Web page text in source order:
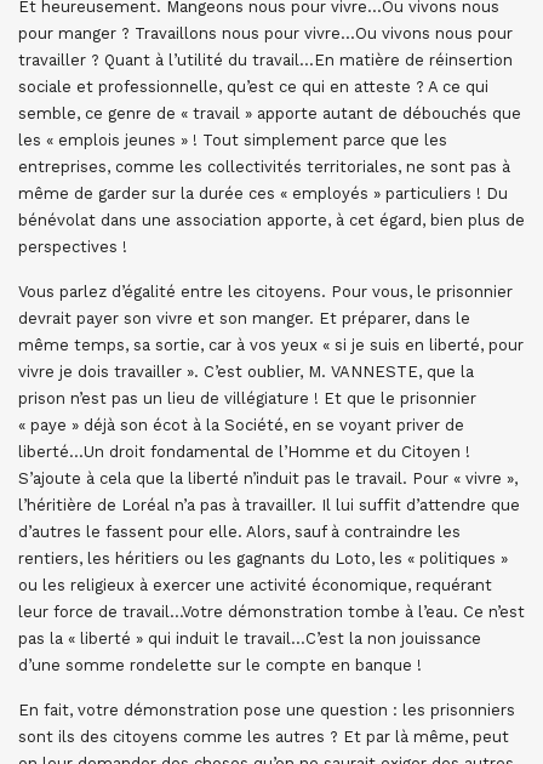
Et heureusement. Mangeons nous pour vivre…Ou vivons nous
pour manger ? Travaillons nous pour vivre…Ou vivons nous pour
travailler ? Quant à l’utilité du travail…En matière de réinsertion
sociale et professionnelle, qu’est ce qui en atteste ? A ce qui
semble, ce genre de « travail » apporte autant de débouchés que
les « emplois jeunes » ! Tout simplement parce que les
entreprises, comme les collectivités territoriales, ne sont pas à
même de garder sur la durée ces « employés » particuliers ! Du
bénévolat dans une association apporte, à cet égard, bien plus de
perspectives !
Vous parlez d’égalité entre les citoyens. Pour vous, le prisonnier
devrait payer son vivre et son manger. Et préparer, dans le
même temps, sa sortie, car à vos yeux « si je suis en liberté, pour
vivre je dois travailler ». C’est oublier, M. VANNESTE, que la
prison n’est pas un lieu de villégiature ! Et que le prisonnier
« paye » déjà son écot à la Société, en se voyant priver de
liberté…Un droit fondamental de l’Homme et du Citoyen !
S’ajoute à cela que la liberté n’induit pas le travail. Pour « vivre »,
l’héritière de Loréal n’a pas à travailler. Il lui suffit d’attendre que
d’autres le fassent pour elle. Alors, sauf à contraindre les
rentiers, les héritiers ou les gagnants du Loto, les « politiques »
ou les religieux à exercer une activité économique, requérant
leur force de travail…Votre démonstration tombe à l’eau. Ce n’est
pas la « liberté » qui induit le travail…C’est la non jouissance
d’une somme rondelette sur le compte en banque !
En fait, votre démonstration pose une question : les prisonniers
sont ils des citoyens comme les autres ? Et par là même, peut